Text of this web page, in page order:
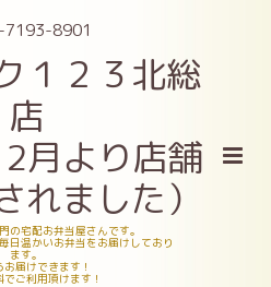
8901
１２３北総
店
月より店舗
れました）
の宅配お弁当屋さんです。
日温かいお弁当をお届けしており
ます。
お届けできます！
でご利用頂けます！